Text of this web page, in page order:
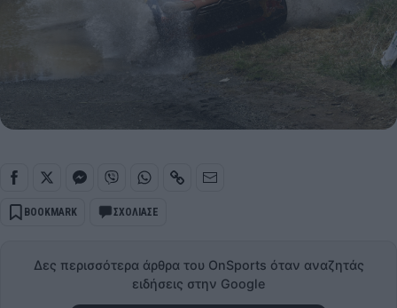
BOOKMARK ΣΧΟΛΙΑΣΕ
Δες περισσότερα άρθρα του OnSports όταν αναζητάς
ειδήσεις στην Google